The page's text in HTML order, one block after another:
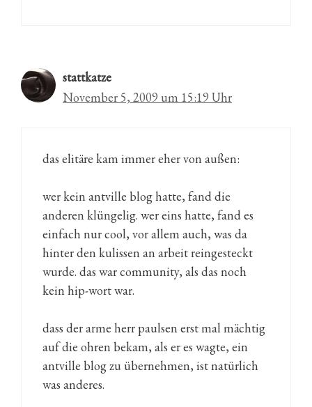
stattkatze
November 5, 2009 um 15:19 Uhr
das elitäre kam immer eher von außen:
wer kein antville blog hatte, fand die
anderen klüngelig. wer eins hatte, fand es
einfach nur cool, vor allem auch, was da
hinter den kulissen an arbeit reingesteckt
wurde. das war community, als das noch
kein hip-wort war.
dass der arme herr paulsen erst mal mächtig
auf die ohren bekam, als er es wagte, ein
antville blog zu übernehmen, ist natürlich
was anderes.